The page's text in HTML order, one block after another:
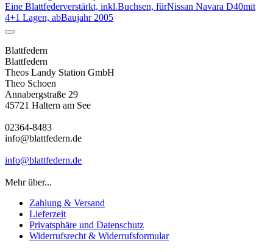
Eine Blattfederverstärkt, inkl.Buchsen, fürNissan Navara D40mit
4+1 Lagen, abBaujahr 2005
Blattfedern
Blattfedern
Theos Landy Station GmbH
Theo Schoen
Annabergstraße 29
45721 Haltern am See
02364-8483
info@blattfedern.de
info@blattfedern.de
Mehr über...
Zahlung & Versand
Lieferzeit
Privatsphäre und Datenschutz
Widerrufsrecht & Widerrufsformular